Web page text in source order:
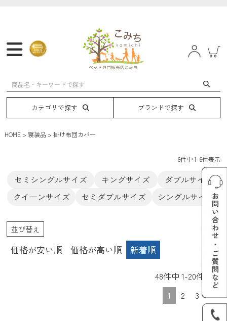
マットレス フレーム ベッド 電動ベッド
カテゴリで探す ブランドで探す
HOME 寝装品 掛け布団カバー
6件中 1-6件表示
セミシングルサイズ キングサイズ
ダブルサイズ
クイーンサイズ
セミダブルサイズ シングルサイズ
並び替え
価格が安い順 価格が高い順 新着順
48件中 1-20件表示
1
2 3